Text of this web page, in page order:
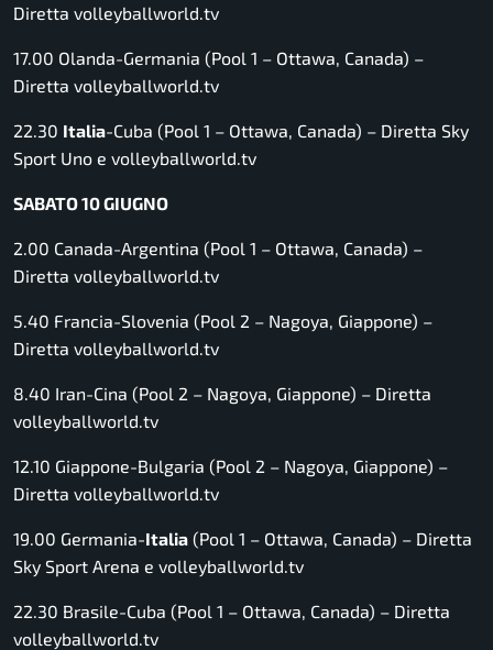
Diretta volleyballworld.tv
17.00 Olanda-Germania (Pool 1 – Ottawa, Canada) –
Diretta volleyballworld.tv
22.30 Italia-Cuba (Pool 1 – Ottawa, Canada) – Diretta Sky
Sport Uno e volleyballworld.tv
SABATO 10 GIUGNO
2.00 Canada-Argentina (Pool 1 – Ottawa, Canada) –
Diretta volleyballworld.tv
5.40 Francia-Slovenia (Pool 2 – Nagoya, Giappone) –
Diretta volleyballworld.tv
8.40 Iran-Cina (Pool 2 – Nagoya, Giappone) – Diretta
volleyballworld.tv
12.10 Giappone-Bulgaria (Pool 2 – Nagoya, Giappone) –
Diretta volleyballworld.tv
19.00 Germania-Italia (Pool 1 – Ottawa, Canada) – Diretta
Sky Sport Arena e volleyballworld.tv
22.30 Brasile-Cuba (Pool 1 – Ottawa, Canada) – Diretta
volleyballworld.tv